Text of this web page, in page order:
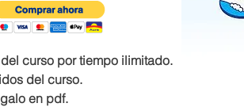
curso por tiempo ilimitado.
del curso.
en pdf.